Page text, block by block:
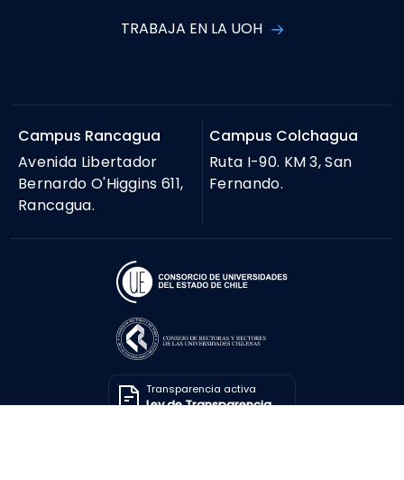
TRABAJA EN LA UOH
Campus Rancagua
Avenida Libertador
Bernardo O'Higgins 611,
Rancagua.
Campus Colchagua
Ruta I-90. KM 3, San
Fernando.
Transparencia activa
Ley de Transparencia